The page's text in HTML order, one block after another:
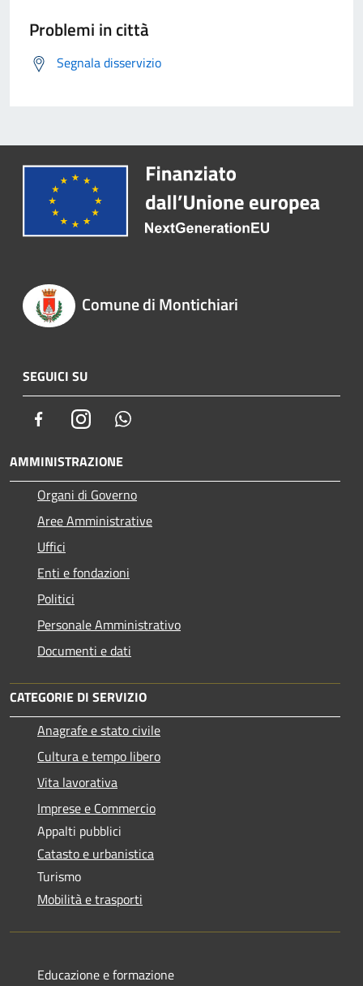
Problemi in città
Segnala disservizio
Comune di Montichiari
SEGUICI SU
FacebookInstagram
AMMINISTRAZIONE
Organi di Governo
Aree Amministrative
Uffici
Enti e fondazioni
Politici
Personale Amministrativo
Documenti e dati
CATEGORIE DI SERVIZIO
Anagrafe e stato civile
Cultura e tempo libero
Vita lavorativa
Imprese e Commercio
Appalti pubblici
Catasto e urbanistica
Turismo
Mobilità e trasporti
Educazione e formazione